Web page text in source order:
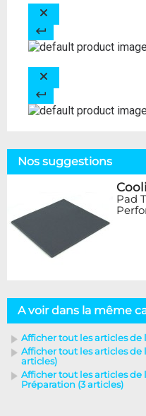
Nos suggestions
Pad
A voir dans la même
Afficher tout les articles de
Afficher tout les articles de
articles)
Afficher tout les articles
Préparation (3 articles)